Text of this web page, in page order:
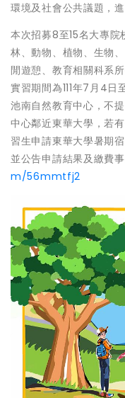
環境及社會公共議題，
本次招募8至15名大專
林、動物、植物、生物
閒遊憩、教育相關科系
實習期間為111年7月4
池南自然教育中心，不
中心鄰近東華大學，若
習生申請東華大學暑期
並公告申請結果及繳費
m/56mmtfj2